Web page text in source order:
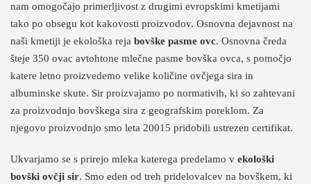
nam omogočajo primerljivost z drugimi evropskimi kmetijami
tako po obsegu kot kakovosti proizvodov. Osnovna dejavnost na
naši kmetiji je ekološka reja bovške pasme ovc. Osnovna čreda
šteje 350 ovac avtohtone mlečne pasme bovška ovca, s pomočjo
katere letno proizvedemo velike količine ovčjega sira in
albuminske skute. Sir proizvajamo po normativih, ki so zahtevani
za proizvodnjo bovškega sira z geografskim poreklom. Za
njegovo proizvodnjo smo leta 20015 pridobili ustrezen certifikat.
Ukvarjamo se s prirejo mleka katerega predelamo v ekološki
bovški ovčji sir. Smo eden od treh pridelovalcev na bovškem, ki